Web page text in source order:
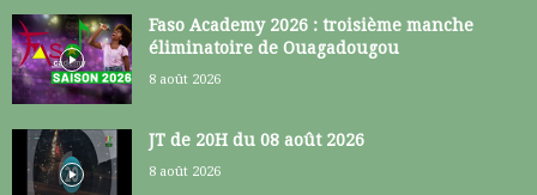
Faso Academy 2026 : troisième manche
éliminatoire de Ouagadougou
8 août 2026
JT de 20H du 08 août 2026
8 août 2026